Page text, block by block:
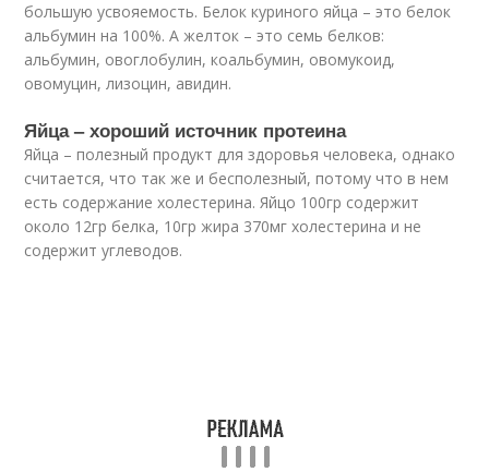
большую усвояемость. Белок куриного яйца – это белок
альбумин на 100%. А желток – это семь белков:
альбумин, овоглобулин, коальбумин, овомукоид,
овомуцин, лизоцин, авидин.
Яйца – хороший источник протеина
Яйца – полезный продукт для здоровья человека, однако
считается, что так же и бесполезный, потому что в нем
есть содержание холестерина. Яйцо 100гр содержит
около 12гр белка, 10гр жира 370мг холестерина и не
содержит углеводов.